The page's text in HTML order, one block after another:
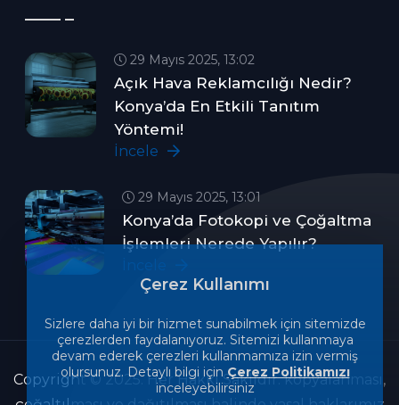
29 Mayıs 2025, 13:02
Açık Hava Reklamcılığı Nedir?
Konya’da En Etkili Tanıtım
Yöntemi!
İncele
29 Mayıs 2025, 13:01
Konya’da Fotokopi ve Çoğaltma
İşlemleri Nerede Yapılır?
İncele
Copyright © 2025. Her Hakkı Saklıdır. kopyalanması,
Çerez Kullanımı
Sizlere daha iyi bir hizmet sunabilmek için sitemizde
çerezlerden faydalanıyoruz. Sitemizi kullanmaya
devam ederek çerezleri kullanmamıza izin vermiş
olursunuz. Detaylı bilgi için Çerez Politikamızı
inceleyebilirsiniz